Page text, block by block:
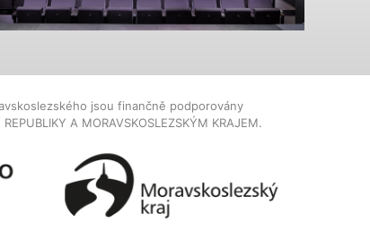
jsou finančně podporovány
A MORAVSKOSLEZSKÝM KRAJEM.